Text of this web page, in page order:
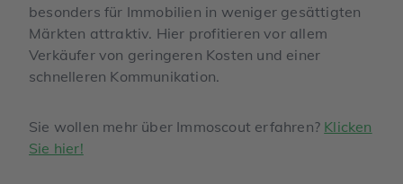
besonders für Immobilien in weniger gesättigten
Märkten attraktiv. Hier profitieren vor allem
Verkäufer von geringeren Kosten und einer
schnelleren Kommunikation.
Sie wollen mehr über Immoscout erfahren? Klicken
Sie hier!